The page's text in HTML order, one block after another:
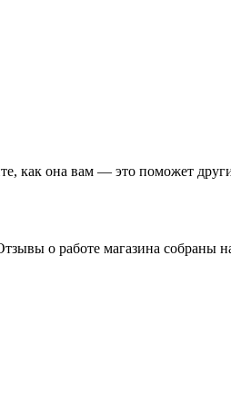
как она вам — это поможет
о работе магазина собраны